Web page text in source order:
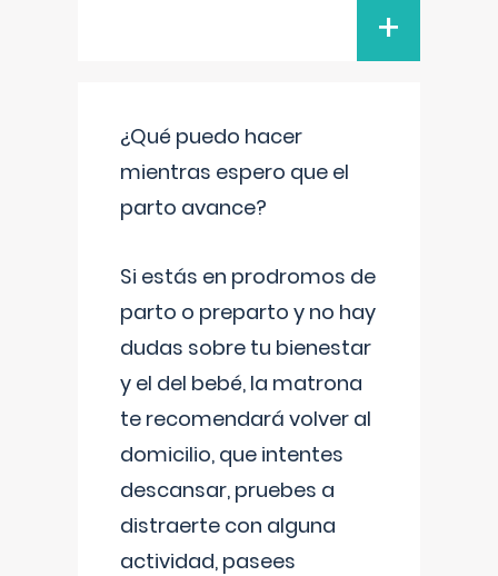
+
¿Qué puedo hacer
mientras espero que el
parto avance?
Si estás en prodromos de
parto o preparto y no hay
dudas sobre tu bienestar
y el del bebé, la matrona
te recomendará volver al
domicilio, que intentes
descansar, pruebes a
distraerte con alguna
actividad, pasees